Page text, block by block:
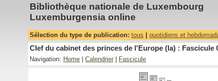
Bibliothèque nationale de Luxembourg
Luxemburgensia online
Sélection du type de publication: tous quotidiens et
Clef du cabinet des princes de l'Europe (la) : Fascicule
Navigation: Home Calendrier Fascicule